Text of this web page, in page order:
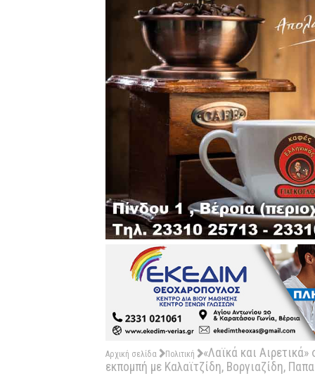
Αρχική σελίδα Πολιτική
«Λαϊκά και
εκπομπή με Καλαϊτζίδη, Βοργιαζίδη,